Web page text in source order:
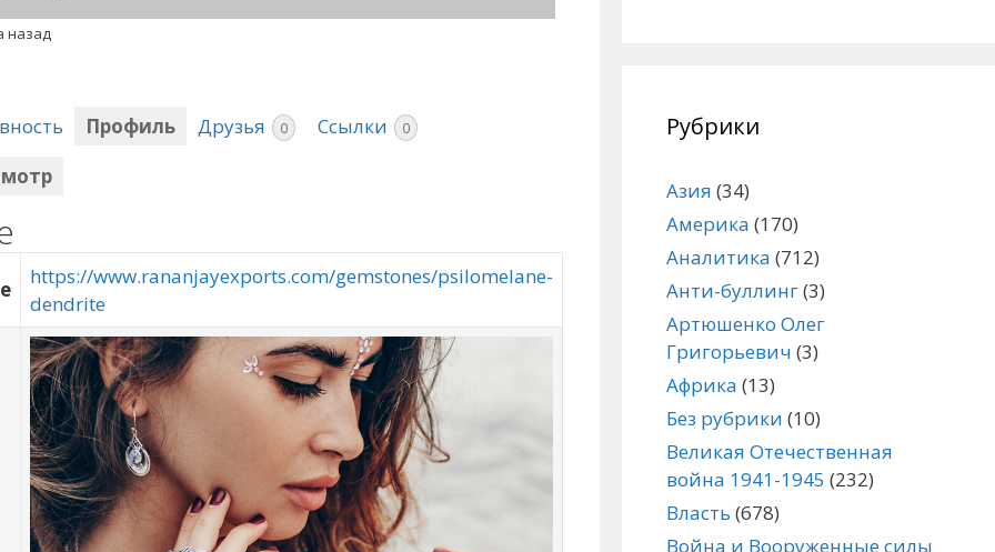
назад
Профиль Друзья 0 Ссылки 0
https://www.rananjayexports.com/gemstones/psilomelane-
dendrite
Рубрики
Азия (34)
Америка (170)
Аналитика (712)
Анти-буллинг(3)
Артюшенко Олег
Григорьевич (3)
Африка (13)
Без рубрики (10)
Великая Отечественная
война 1941-1945 (232)
Власть (678)
Война и Вооруженные силы